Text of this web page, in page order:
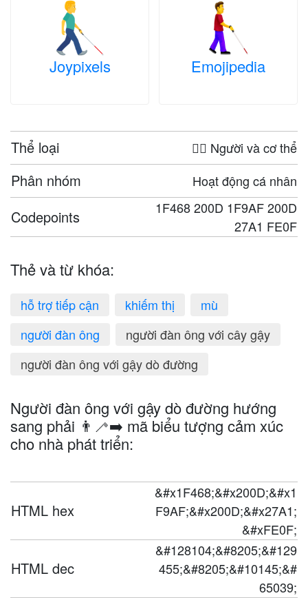
Joypixels Emojipedia
Thể loại 🤦‍♀️ Người và cơ thể
Phân nhóm Hoạt động cá nhân
Codepoints
1F468 200D 1F9AF 200D
27A1 FE0F
Thẻ và từ khóa:
hỗ trợ tiếp cận khiếm thị
mù
người đàn ông
người đàn ông với cây gậy
người đàn ông với gậy dò đường
Người đàn ông với gậy dò đường hướng
sang phải 👨‍🦯‍➡️ mã biểu tượng cảm xúc
cho nhà phát triển:
HTML hex
&#x1F468;&#x200D;&#x1
F9AF;&#x200D;&#x27A1;
&#xFE0F;
HTML dec
&#128104;&#8205;&#129
455;&#8205;&#10145;&#
65039;